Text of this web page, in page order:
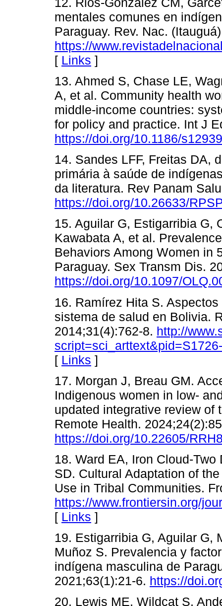
mentales comunes en
Paraguay. Rev. Nac.
https://
[ Links ]
13. Ahmed S, Chase LE,
A, et al. Community health
middle-income countries:
for policy and practice. Int J
https://doi.org/10.1186/
14. Sandes LFF, Freitas DA,
primária à saúde de
da literatura. Rev Panam
https://doi.org/10.26633/
15. Aguilar G, Estigarribia G,
Kawabata A, et al.
Behaviors Among Women in
Paraguay. Sex Transm Dis.
https://doi.org/10.1097/
16. Ramírez Hita S.
sistema de salud en Bolivia.
2014;31(4):762-8. http://
[ Links ]
17. Morgan J, Breau GM.
Indigenous women in low-
updated integrative review of
Remote Health.
https://doi.org/10.22605/
18. Ward EA, Iron Cloud-
SD. Cultural Adaptation of
Use in Tribal Communities.
https://www.frontiersin.org/
[ Links ]
19. Estigarribia G, Aguilar G,
Muñoz S. Prevalencia y
indígena masculina de
2021;63(1):21-6. https://
20. Lewis ME, Wildcat S,